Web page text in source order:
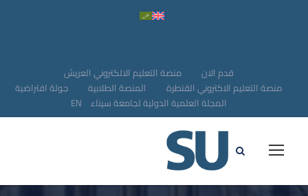
قدم الان
منصة التعليم الالكتروني العريش
منصة التعليم الاكتروني القنطرة
المنصة الطلابية
جولة افتراضية
المجلة العلمية الدولية لجامعة سيناء EN